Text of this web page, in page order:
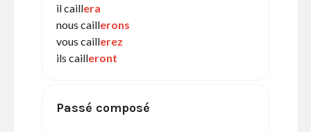
il caillera
nous caillerons
vous caillerez
ils cailleront
Passé composé